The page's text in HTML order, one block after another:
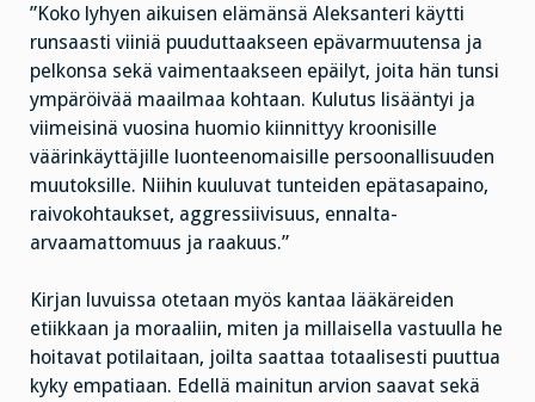
”Koko lyhyen aikuisen elämänsä Aleksanteri käytti
runsaasti viiniä puuduttaakseen epävarmuutensa ja
pelkonsa sekä vaimentaakseen epäilyt, joita hän tunsi
ympäröivää maailmaa kohtaan. Kulutus lisääntyi ja
viimeisinä vuosina huomio kiinnittyy kroonisille
väärinkäyttäjille luonteenomaisille persoonallisuuden
muutoksille. Niihin kuuluvat tunteiden epätasapaino,
raivokohtaukset, aggressiivisuus, ennalta-
arvaamattomuus ja raakuus.”
Kirjan luvuissa otetaan myös kantaa lääkäreiden
etiikkaan ja moraaliin, miten ja millaisella vastuulla he
hoitavat potilaitaan, joilta saattaa totaalisesti puuttua
kyky empatiaan. Edellä mainitun arvion saavat sekä